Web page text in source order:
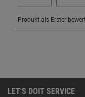
LET'S DOIT SERVICE